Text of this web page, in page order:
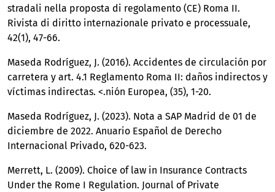
stradali nella proposta di regolamento (CE) Roma II.
Rivista di diritto internazionale privato e processuale,
42(1), 47-66.
Maseda Rodríguez, J. (2016). Accidentes de circulación por
carretera y art. 4.1 Reglamento Roma II: daños indirectos y
víctimas indirectas. <.nión Europea, (35), 1-20.
Maseda Rodríguez, J. (2023). Nota a SAP Madrid de 01 de
diciembre de 2022. Anuario Español de Derecho
Internacional Privado, 620-623.
Merrett, L. (2009). Choice of law in Insurance Contracts
Under the Rome I Regulation. Journal of Private